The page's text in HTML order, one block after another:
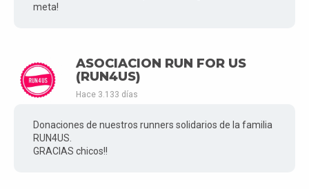
meta!
ASOCIACION RUN FOR US
(RUN4US)
Hace 3.133 días
Donaciones de nuestros runners solidarios de la familia
RUN4US.
GRACIAS chicos!!